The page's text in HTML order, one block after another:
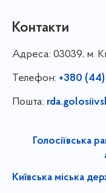
Контакти
Адреса: 03039, м.
Телефон: +380
Пошта:
Голосіївська
Київська міська